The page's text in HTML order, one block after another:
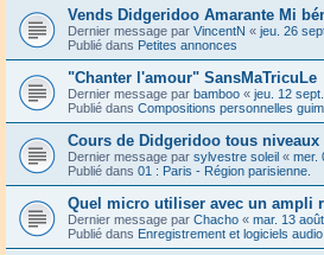
Vends Didgeridoo Amarante Mi
Dernier message par VincentN « jeu. 26
Publié dans Petites annonces
"Chanter l'amour" SansMaTricuLe
Dernier message par bamboo « jeu. 12
Publié dans Compositions personnelles
Cours de Didgeridoo tous niveaux
Dernier message par sylvestre soleil « mer.
Publié dans 01 : Paris - Région parisienne.
Quel micro utiliser avec un ampli
Dernier message par Chacho « mar. 13
Publié dans Enregistrement et logiciels audio